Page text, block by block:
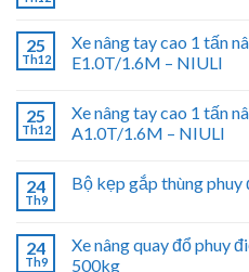
25
Th12
Xe nâng tay cao 1 tấn
E1.0T/1.6M – NIULI
25
Th12
Xe nâng tay cao 1 tấn
A1.0T/1.6M – NIULI
24
Th9
Bộ kẹp gắp thùng phuy
24
Th9
Xe nâng quay đổ phuy
500kg